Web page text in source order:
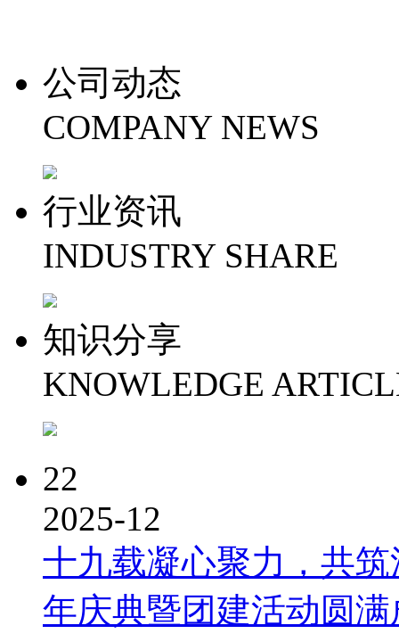
公司动态
COMPANY NEWS
行业资讯
INDUSTRY SHARE
知识分享
KNOWLEDGE
22
2025-12
十九载凝心聚力，共
年庆典暨团建活动圆满